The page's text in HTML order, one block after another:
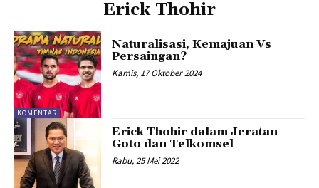
Erick Thohir
KOMENTAR
Naturalisasi, Kemajuan Vs
Persaingan?
Kamis, 17 Oktober 2024
Erick Thohir dalam Jeratan
Goto dan Telkomsel
Rabu, 25 Mei 2022